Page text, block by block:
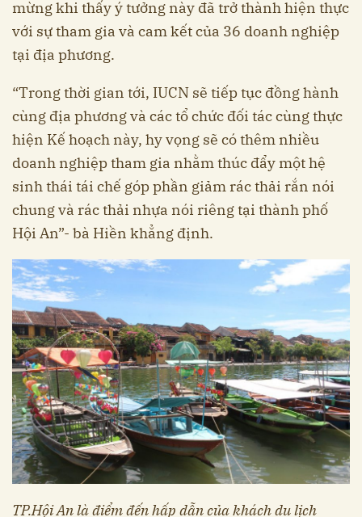
mừng khi thấy ý tưởng này đã trở thành hiện thực
với sự tham gia và cam kết của 36 doanh nghiệp
tại địa phương.
“Trong thời gian tới, IUCN sẽ tiếp tục đồng hành
cùng địa phương và các tổ chức đối tác cùng thực
hiện Kế hoạch này, hy vọng sẽ có thêm nhiều
doanh nghiệp tham gia nhằm thúc đẩy một hệ
sinh thái tái chế góp phần giảm rác thải rắn nói
chung và rác thải nhựa nói riêng tại thành phố
Hội An”- bà Hiền khẳng định.
TP.Hội An là điểm đến hấp dẫn của khách du lịch